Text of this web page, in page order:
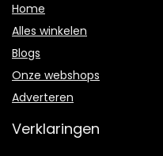
Home
Alles winkelen
Blogs
Onze webshops
Adverteren
Verklaringen